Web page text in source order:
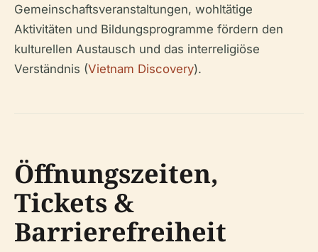
Gemeinschaftsveranstaltungen, wohltätige
Aktivitäten und Bildungsprogramme fördern den
kulturellen Austausch und das interreligiöse
Verständnis (Vietnam Discovery).
Öffnungszeiten,
Tickets &
Barrierefreiheit